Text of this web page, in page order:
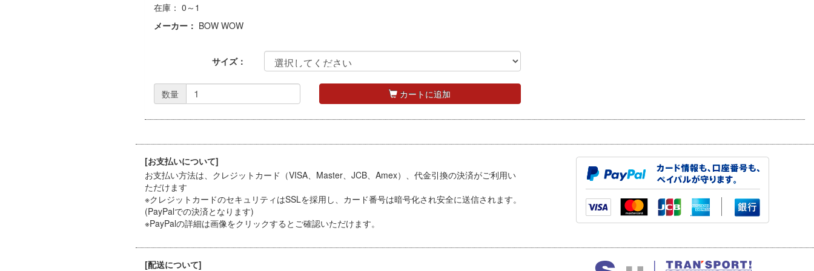
在庫： 0～1
メーカー： BOW WOW
サイズ：
数量 カートに追加
[お支払いについて]
お支払い方法は、クレジットカード（VISA、Master、JCB、Amex）、代金引換の決済がご利用い
ただけます
※クレジットカードのセキュリティはSSLを採用し、カード番号は暗号化され安全に送信されます。
(PayPalでの決済となります)
※PayPalの詳細は画像をクリックするとご確認いただけます。
[配送について]